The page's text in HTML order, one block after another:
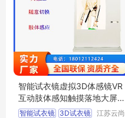
智能试衣镜虚拟3D体感镜VR
互动肢体感知触摸落地大屏
百种衣服任选
智能试衣镜 3D试衣镜
江苏云尚